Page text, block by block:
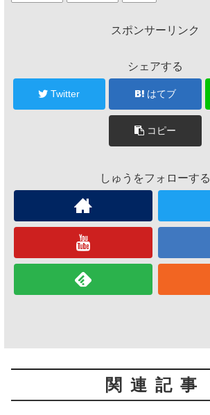
スポンサーリンク
シェアする
Twitter はてブ
コピー
しゅうをフォローする
関連記事